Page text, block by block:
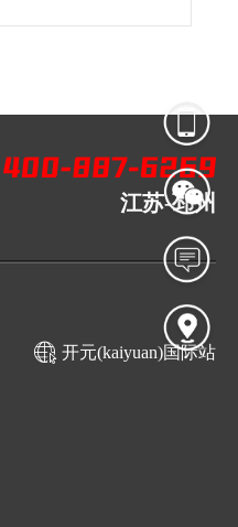
江苏-邳州
开元(kaiyuan)国际站